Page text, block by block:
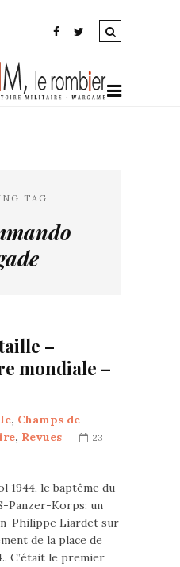
TAG
–
mondiale –
, Champs de
, Revues
23
1944, le baptême du
Panzer-Korps: un
Philippe Liardet sur
de la place de
C’était le premier